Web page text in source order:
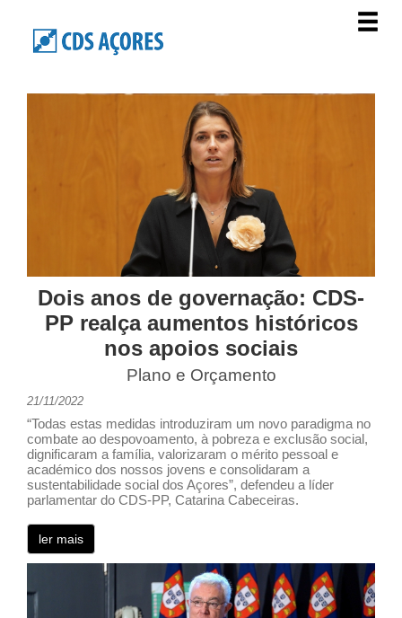
Dois anos de governação: CDS-
PP realça aumentos históricos
nos apoios sociais
Plano e Orçamento
21/11/2022
“Todas estas medidas introduziram um novo paradigma no
combate ao despovoamento, à pobreza e exclusão social,
dignificaram a família, valorizaram o mérito pessoal e
académico dos nossos jovens e consolidaram a
sustentabilidade social dos Açores”, defendeu a líder
parlamentar do CDS-PP, Catarina Cabeceiras.
ler mais